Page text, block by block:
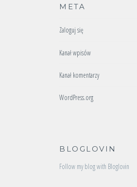
META
Zaloguj się
Kanał wpisów
Kanał komentarzy
WordPress.org
BLOGLOVIN
Follow my blog with Bloglovin